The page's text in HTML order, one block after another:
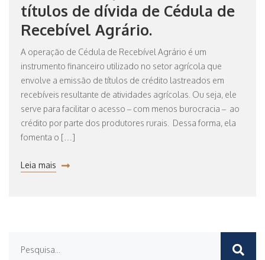
títulos de dívida de Cédula de
Recebível Agrário.
A operação de Cédula de Recebível Agrário é um
instrumento financeiro utilizado no setor agrícola que
envolve a emissão de títulos de crédito lastreados em
recebíveis resultante de atividades agrícolas. Ou seja, ele
serve para facilitar o acesso – com menos burocracia – ao
crédito por parte dos produtores rurais. Dessa forma, ela
fomenta o […]
Leia mais